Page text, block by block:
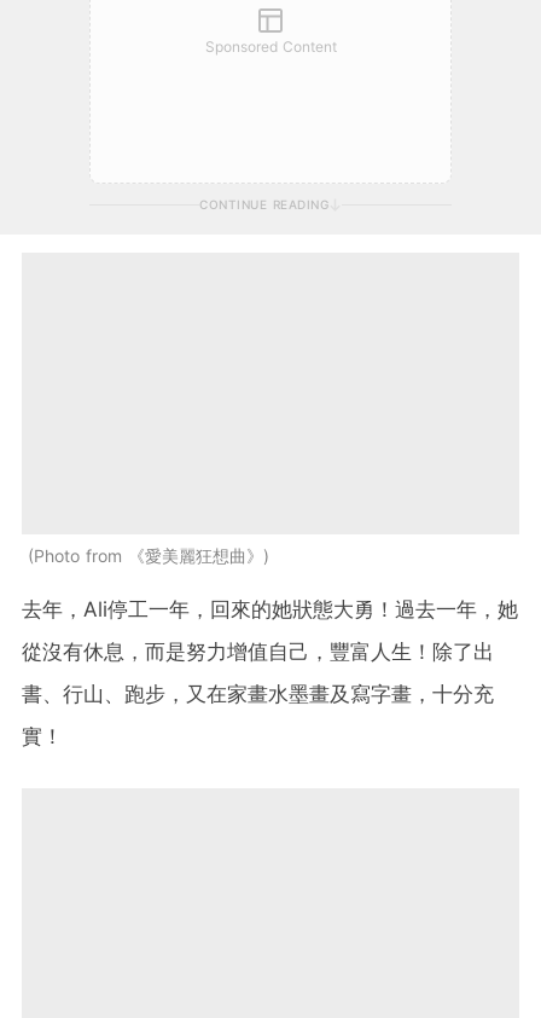
Sponsored Content
CONTINUE READING
Photo from 《愛美麗狂想曲》
去年，Ali停工一年，回來的她狀態大勇！過去一年，她
從沒有休息，而是努力增值自己，豐富人生！除了出
書、行山、跑步，又在家畫水墨畫及寫字畫，十分充
實！